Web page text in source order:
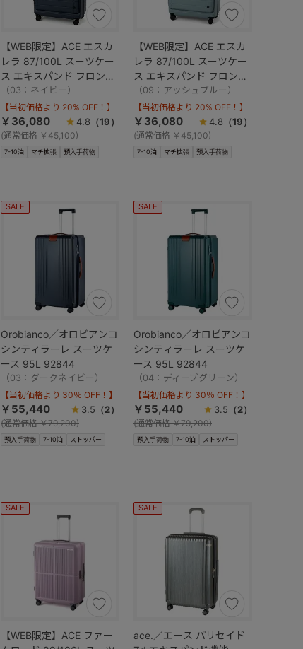
【WEB限定】ACE エスカ
レラ 87/100L スーツケー
ス エキスパンド フロント
オープン 05653
（03：ネイビー）
7-10泊 マチ拡張 預入手荷物
【当初価格より 20% OFF！】
￥36,080
(通常価格￥45,100)
4.8 （19）
【WEB限定】ACE エスカ
レラ 87/100L スーツケー
ス エキスパンド フロント
オープン 05653
（09：アッシュブルー）
7-10泊 マチ拡張 預入手荷物
【当初価格より 20% OFF！】
￥36,080
(通常価格￥45,100)
4.8 （19）
Orobianco／オロビアンコ
シンティラーレ スーツケ
ース 95L 92844
（03：ダークネイビー）
SALE
預入手荷物 7-10泊 ストッパー
【当初価格より 30％ OFF！】
￥55,440
(通常価格￥79,200)
3.5 （2）
Orobianco／オロビアンコ
シンティラーレ スーツケ
ース 95L 92844
（04：ディープグリーン）
SALE
預入手荷物 7-10泊 ストッパー
【当初価格より 30％ OFF！】
￥55,440
(通常価格￥79,200)
3.5 （2）
【WEB限定】ACE ファー
SALE
ace.／エース パリセイド
SALE